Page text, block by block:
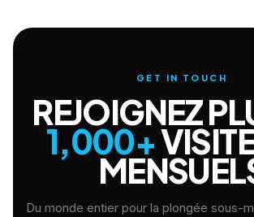
GET IN TOUCH
REJOIGNEZ
1,000+
Du monde entier pour la plongée sous-